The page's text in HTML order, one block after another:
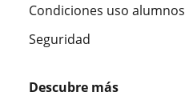
Condiciones uso alumnos
Seguridad
Descubre más